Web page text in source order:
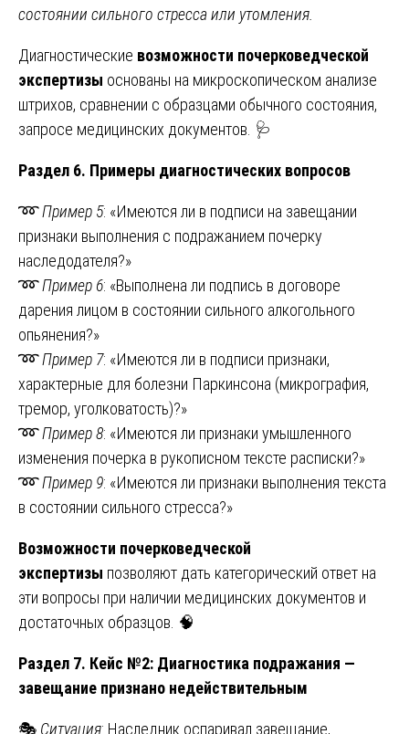
состоянии сильного стресса или утомления.
Диагностические возможности почерковедческой
экспертизы основаны на микроскопическом анализе
штрихов, сравнении с образцами обычного состояния,
запросе медицинских документов. 🩺
Раздел 6. Примеры диагностических вопросов
➿Пример 5: «Имеются ли в подписи на завещании
признаки выполнения с подражанием почерку
наследодателя?»
➿Пример 6: «Выполнена ли подпись в договоре
дарения лицом в состоянии сильного алкогольного
опьянения?»
➿Пример 7: «Имеются ли в подписи признаки,
характерные для болезни Паркинсона (микрография,
тремор, уголковатость)?»
➿Пример 8: «Имеются ли признаки умышленного
изменения почерка в рукописном тексте расписки?»
➿Пример 9: «Имеются ли признаки выполнения текста
в состоянии сильного стресса?»
Возможности почерковедческой
экспертизы позволяют дать категорический ответ на
эти вопросы при наличии медицинских документов и
достаточных образцов. 🧠
Раздел 7. Кейс №2: Диагностика подражания —
завещание признано недействительным
🎭 Ситуация: Наследник оспаривал завещание,